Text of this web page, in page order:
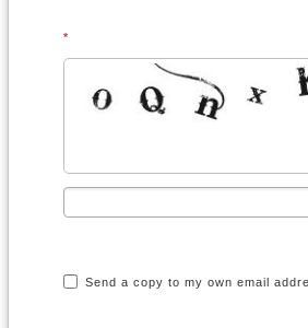
Send a copy to my own email